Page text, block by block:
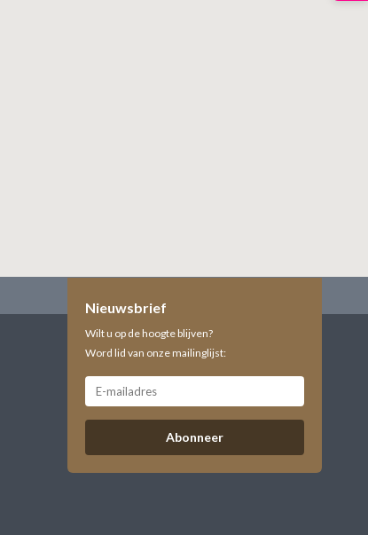
Nieuwsbrief
Wilt u op de hoogte blijven?
Word lid van onze mailinglijst:
Abonneer